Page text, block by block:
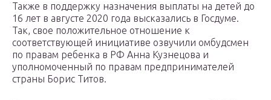
Также в поддержку назначения выплаты на детей до
16 лет в августе 2020 года высказались в Госдуме.
Так, свое положительное отношение к
соответствующей инициативе озвучили омбудсмен
по правам ребенка в РФ Анна Кузнецова и
уполномоченный по правам предпринимателей
страны Борис Титов.